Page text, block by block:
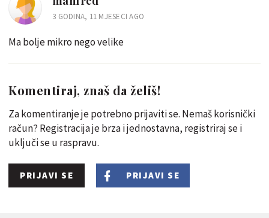
3 GODINA, 11 MJESECI AGO
Ma bolje mikro nego velike
Komentiraj, znaš da želiš!
Za komentiranje je potrebno prijaviti se. Nemaš korisnički
račun? Registracija je brza i jednostavna, registriraj se i
uključi se u raspravu.
PRIJAVI SE PRIJAVI SE